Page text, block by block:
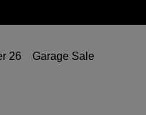
26 Garage Sale